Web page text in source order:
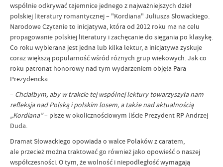
wspólnie odkrywać tajemnice jednego z najważniejszych dzieł
polskiej literatury romantycznej – "Kordiana" Juliusza Słowackiego.
Narodowe Czytanie to inicjatywa, która od 2012 roku ma na celu
propagowanie polskiej literatury i zachęcanie do sięgania po klasykę.
Co roku wybierana jest jedna lub kilka lektur, a inicjatywa zyskuje
coraz większą popularność wśród różnych grup wiekowych. Jak co
roku patronat honorowy nad tym wydarzeniem objęła Para
Prezydencka.
– Chciałbym, aby w trakcie tej wspólnej lektury towarzyszyła nam
refleksja nad Polską i polskim losem, a także nad aktualnością
„Kordiana”– pisze w okolicznościowym liście Prezydent RP Andrzej
Duda.
Dramat Słowackiego opowiada o walce Polaków z caratem,
ale przecież można traktować go również jako opowieść o naszej
współczesności. O tym, że wolność i niepodległość wymagają